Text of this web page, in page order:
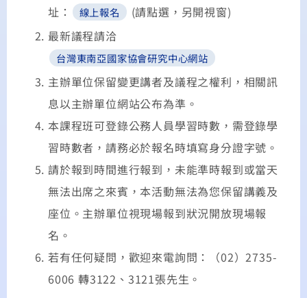
址：
線上報名
(請點選，另開視窗)
最新議程請洽
台灣東南亞國家協會研究中心網站
主辦單位保留變更講者及議程之權利，相關訊
息以主辦單位網站公布為準。
本課程班可登錄公務人員學習時數，需登錄學
習時數者，請務必於報名時填寫身分證字號。
請於報到時間進行報到，未能準時報到或當天
無法出席之來賓，本活動無法為您保留講義及
座位。主辦單位視現場報到狀況開放現場報
名。
若有任何疑問，歡迎來電詢問：（02）2735-
6006 轉3122、3121張先生。